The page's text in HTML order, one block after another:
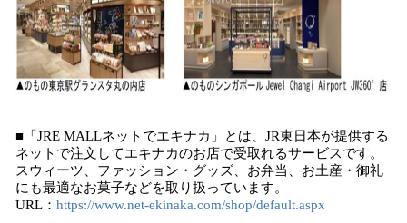
■「JRE MALLネットでエキナカ」とは、JR東日本が提供する
ネットで注文してエキナカのお店で受取れるサービスです。
スウィーツ、ファッション・グッズ、お弁当、お土産・御礼
にも最適なお菓子などを取り扱っています。
URL： https://www.net-ekinaka.com/shop/default.aspx